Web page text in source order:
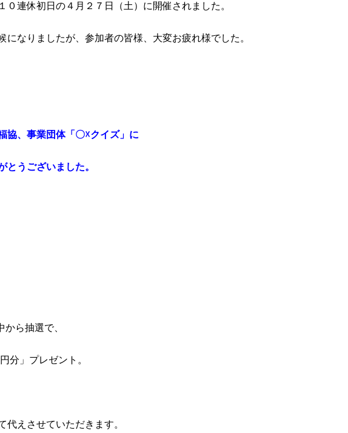
０連休初日の４月２７日（土）に開催されました。
になりましたが、参加者の皆様、大変お疲れ様でした。
協、事業団体「〇☓クイズ」に
とうございました。
から抽選で、
分」プレゼント。
えさせていただきます。